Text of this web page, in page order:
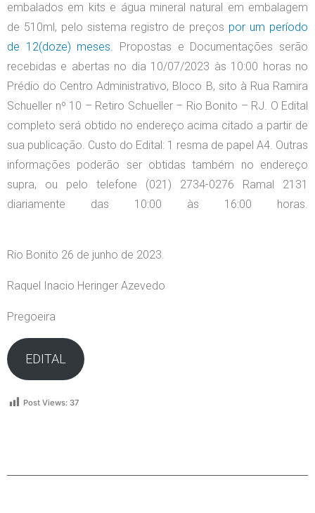
embalados em kits e água mineral natural em embalagem
de 510ml, pelo sistema registro de preços por um período
de 12(doze) meses. Propostas e Documentações serão
recebidas e abertas no dia 10/07/2023 às 10:00 horas no
Prédio do Centro Administrativo, Bloco B, sito à Rua Ramira
Schueller nº 10 – Retiro Schueller – Rio Bonito – RJ. O Edital
completo será obtido no endereço acima citado a partir de
sua publicação. Custo do Edital: 1 resma de papel A4. Outras
informações poderão ser obtidas também no endereço
supra, ou pelo telefone (021) 2734-0276 Ramal 2131
diariamente das 10:00 às 16:00 horas.
Rio Bonito 26 de junho de 2023.
Raquel Inacio Heringer Azevedo
Pregoeira
EDITAL
Post Views: 37